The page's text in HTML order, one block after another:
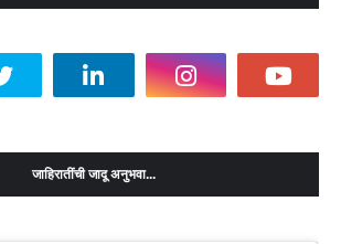
जाहिरातींची जादू अनुभवा...